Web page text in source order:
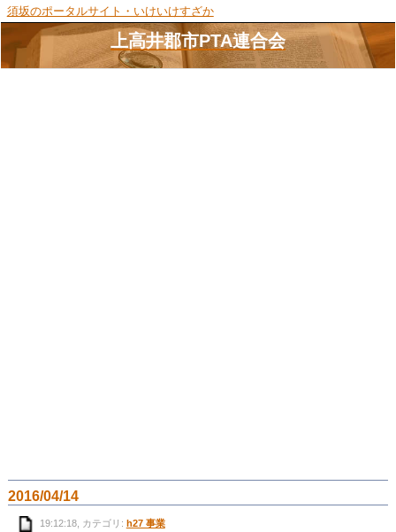
須坂のポータルサイト・いけいけすざか
上高井郡市PTA連合会
2016/04/14
19:12:18, カテゴリ: h27 事業